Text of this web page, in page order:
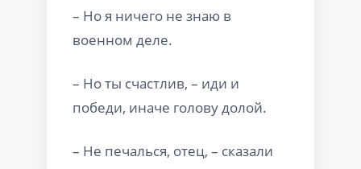
– Но я ничего не знаю в
военном деле.
– Но ты счастлив, – иди и
победи, иначе голову долой.
– Не печалься, отец, – сказали